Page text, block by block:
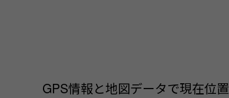
GPS情報と地図データで現在位